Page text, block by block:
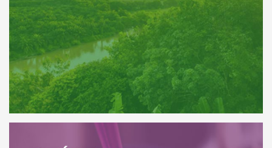
a relação de todos os Institutos
e Meio Ambiente.